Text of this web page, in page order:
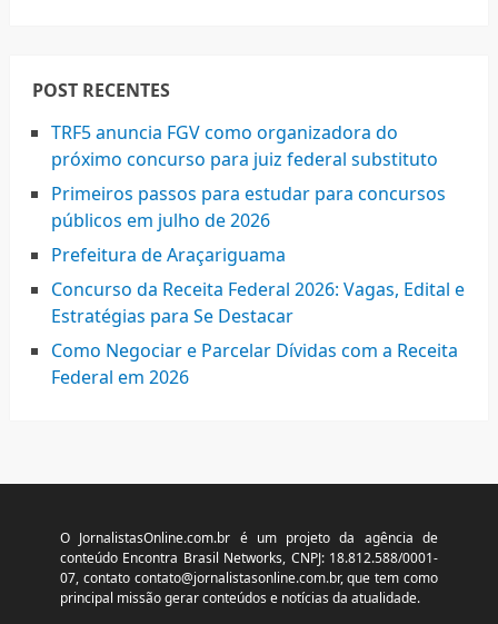
POST RECENTES
TRF5 anuncia FGV como organizadora do
próximo concurso para juiz federal substituto
Primeiros passos para estudar para concursos
públicos em julho de 2026
Prefeitura de Araçariguama
Concurso da Receita Federal 2026: Vagas, Edital e
Estratégias para Se Destacar
Como Negociar e Parcelar Dívidas com a Receita
Federal em 2026
O JornalistasOnline.com.br é um projeto da agência de
conteúdo Encontra Brasil Networks, CNPJ: 18.812.588/0001-
07, contato contato@jornalistasonline.com.br, que tem como
principal missão gerar conteúdos e notícias da atualidade.